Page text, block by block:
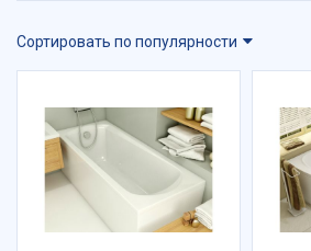
Сортировать по популярности